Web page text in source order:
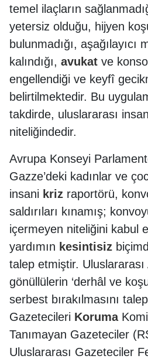
temel ilaçların
yetersiz olduğu, hijyen
bulunmadığı,
kalındığı, avukat ve
engellendiği ve keyfî
belirtilmektedir. Bu
takdirde, uluslararası
niteliğindedir.
Avrupa Konseyi
Gazze’deki kadınlar ve
insani kriz raportörü,
saldırıları kınamış;
içermeyen niteliğini kabul
yardımın kesintisiz
talep etmiştir.
gönüllülerin ‘derhâl ve
serbest bırakılmasını
Gazetecileri Koruma
Tanımayan Gazeteciler
Uluslararası Gazeteciler